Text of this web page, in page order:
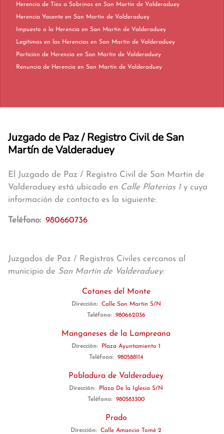
Herencia de Tíos a Sobrinos en San Martín de Valderaduey
Herencia Yacente en San Martín de Valderaduey
Impuesto a la Herencia en San Martín de Valderaduey
Legítimas en las Herencias en San Martín de Valderaduey
Partición de Herencia en San Martín de Valderaduey
Renuncia de Herencia en San Martín de Valderaduey
Juzgado de Paz / Registro Civil de San
Martín de Valderaduey
El Juzgado de Paz / Registro Civil de San Martín de
Valderaduey está ubicado en Calle Platerias 1y cuya
información de contacto es la siguiente:
Teléfono: 980660736
Juzgados de Paz / Registros Civiles cercanos al
municipio de San Martín de Valderaduey:
Cotanes del Monte
Dirección:
Calle San Martín S/N
Teléfono:
980662036
Manganeses de la Lampreana
Dirección:
Plaza Ayuntamiento 1
Teléfono:
980588114
Pobladura de Valderaduey
Dirección:
Plaza De la Iglesia S/N
Teléfono:
980583300
Prado
Dirección:
Calle Amancio Tomé 2